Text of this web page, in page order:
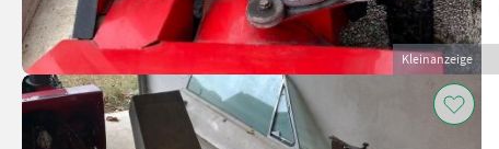
Kleinanzeige